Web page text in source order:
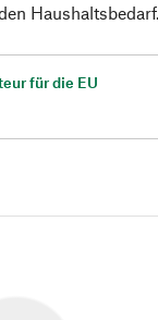
Haushaltsbedarf.
für die EU